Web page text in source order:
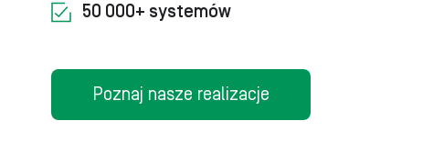
50 000+ systemów
Poznaj nasze realizacje